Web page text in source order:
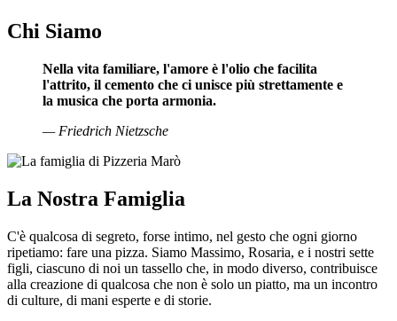
Chi Siamo
Nella vita familiare, l'amore è l'olio che facilita
l'attrito, il cemento che ci unisce più strettamente e
la musica che porta armonia.
— Friedrich Nietzsche
La Nostra Famiglia
C'è qualcosa di segreto, forse intimo, nel gesto che ogni giorno
ripetiamo: fare una pizza. Siamo Massimo, Rosaria, e i nostri sette
figli, ciascuno di noi un tassello che, in modo diverso, contribuisce
alla creazione di qualcosa che non è solo un piatto, ma un incontro
di culture, di mani esperte e di storie.